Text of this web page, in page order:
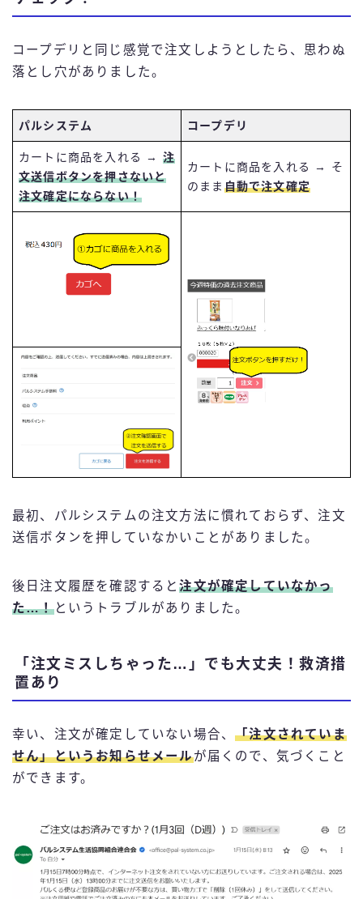
コープデリと同じ感覚で注文しようとしたら、思わぬ
落とし穴がありました。
パルシステム コープデリ
カートに商品を入れる → 注
文送信ボタンを押さないと
注文確定にならない！
カートに商品を入れる → そ
のまま 自動で注文確定
最初、パルシステムの注文方法に慣れておらず、注文
送信ボタンを押していなかいことがありました。
後日注文履歴を確認すると注文が確定していなかっ
た…！というトラブルがありました。
「注文ミスしちゃった…」でも大丈夫！救済措
置あり
幸い、注文が確定していない場合、「注文されていま
せん」というお知らせメールが届くので、気づくこと
ができます。